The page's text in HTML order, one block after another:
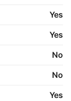
Yes
Yes
No
No
Yes